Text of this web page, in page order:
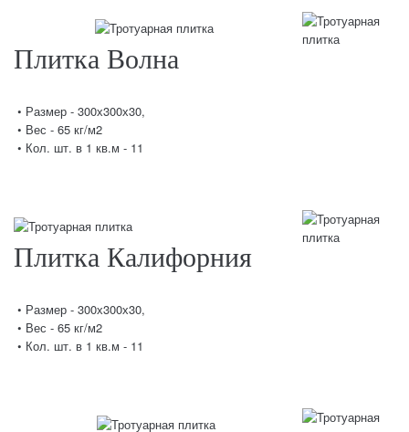
Плитка Волна
• Размер - 300х300х30,
• Вес - 65 кг/м2
• Кол. шт. в 1 кв.м - 11
Плитка Калифорния
• Размер - 300х300х30,
• Вес - 65 кг/м2
• Кол. шт. в 1 кв.м - 11